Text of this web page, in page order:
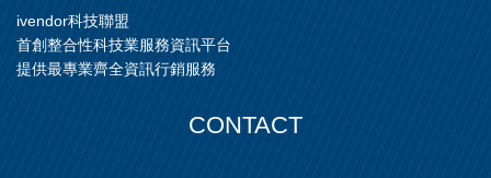
ivendor科技聯盟
首創整合性科技業服務資訊平台
提供最專業齊全資訊行銷服務
CONTACT